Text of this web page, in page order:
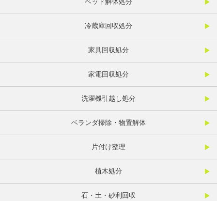
ベッド解体処分
冷蔵庫回収処分
家具回収処分
家電回収処分
洗濯機引越し処分
ベランダ掃除・物置解体
片付け整理
植木処分
石・土・砂利回収